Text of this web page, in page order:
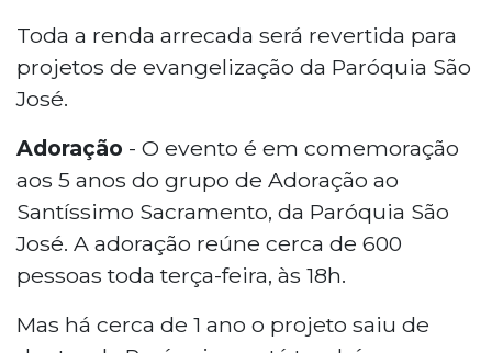
Toda a renda arrecada será revertida para
projetos de evangelização da Paróquia São
José.
Adoração - O evento é em comemoração
aos 5 anos do grupo de Adoração ao
Santíssimo Sacramento, da Paróquia São
José. A adoração reúne cerca de 600
pessoas toda terça-feira, às 18h.
Mas há cerca de 1 ano o projeto saiu de